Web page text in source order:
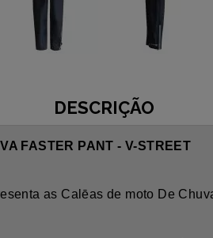
DESCRIÇÃO
FASTER PANT - V-STREET
as Calēas de moto De